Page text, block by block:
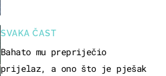
SVAKA ČAST
Bahato mu prepriječio
prijelaz, a ono što je pješak